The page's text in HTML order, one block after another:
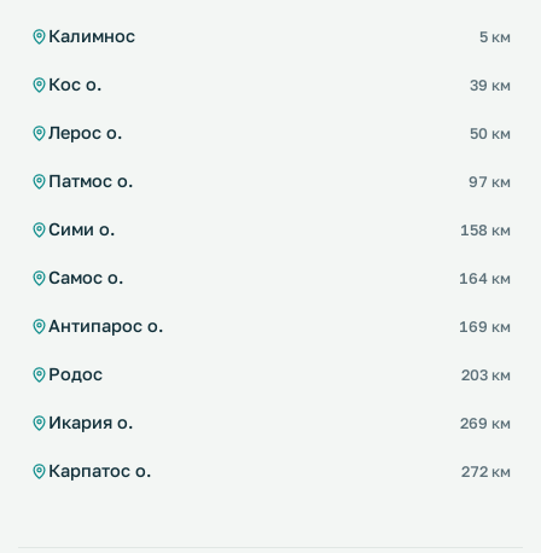
Калимнос 5 км
Кос о. 39 км
Лерос о. 50 км
Патмос о. 97 км
Сими о. 158 км
Самос о. 164 км
Антипарос о. 169 км
Родос 203 км
Икария о. 269 км
Карпатос о. 272 км